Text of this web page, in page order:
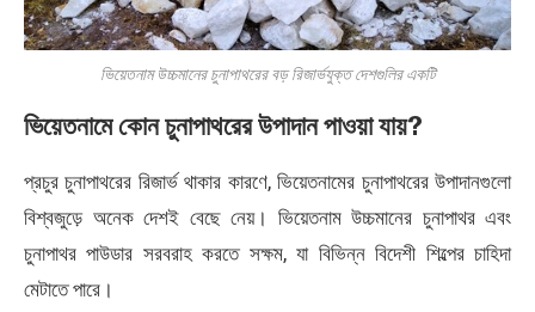
ভিয়েতনাম উচ্চমানের চুনাপাথরের বড় রিজার্ভযুক্ত দেশগুলির একটি
ভিয়েতনামে কোন চুনাপাথরের উপাদান পাওয়া যায়?
প্রচুর চুনাপাথরের রিজার্ভ থাকার কারণে, ভিয়েতনামের চুনাপাথরের উপাদানগুলো
বিশ্বজুড়ে অনেক দেশই বেছে নেয়। ভিয়েতনাম উচ্চমানের চুনাপাথর এবং
চুনাপাথর পাউডার সরবরাহ করতে সক্ষম, যা বিভিন্ন বিদেশী শিল্পের চাহিদা
মেটাতে পারে।